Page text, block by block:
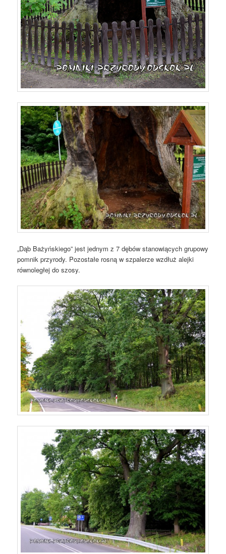
„Dąb Bażyńskiego” jest jednym z 7 dębów stanowiących grupowy
pomnik przyrody. Pozostałe rosną w szpalerze wzdłuż alejki
równoległej do szosy.